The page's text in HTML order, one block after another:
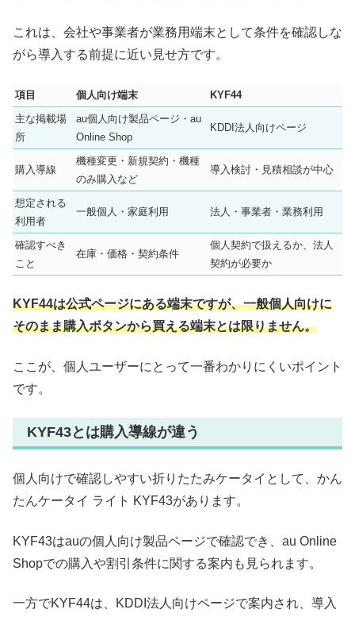
これは、会社や事業者が業務用端末として条件を確認しな
がら導入する前提に近い見せ方です。
項目 個人向け端末
KYF44
主な掲載場
所
au個人向け製品ページ・au
Online Shop
KDDI法人向けページ
購入導線
機種変更・新規契約・機種
のみ購入など
導入検討・見積相談が中心
想定される
利用者
一般個人・家庭利用 法人・事業者・業務利用
確認すべき
こと
在庫・価格・契約条件
個人契約で扱えるか、法人
契約が必要か
KYF44は公式ページにある端末ですが、一般個人向けに
そのまま購入ボタンから買える端末とは限りません。
ここが、個人ユーザーにとって一番わかりにくいポイント
です。
KYF43とは購入導線が違う
個人向けで確認しやすい折りたたみケータイとして、かん
たんケータイ ライト KYF43があります。
KYF43はauの個人向け製品ページで確認でき、au Online
Shopでの購入や割引条件に関する案内も見られます。
一方でKYF44は、KDDI法人向けページで案内され、導入